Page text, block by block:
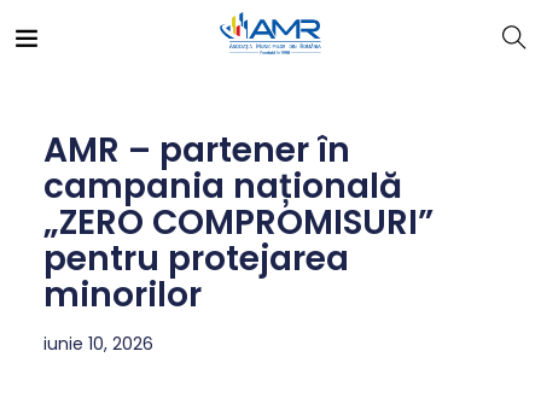
AMR – partener în
campania națională
„ZERO COMPROMISURI”
pentru protejarea
minorilor
iunie 10, 2026